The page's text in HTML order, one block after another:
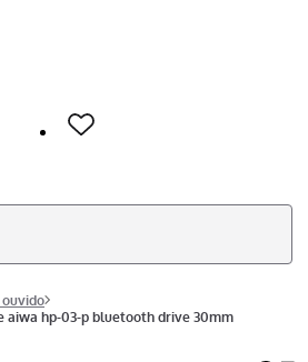
ouvido
aiwa hp-03-p bluetooth drive 30mm